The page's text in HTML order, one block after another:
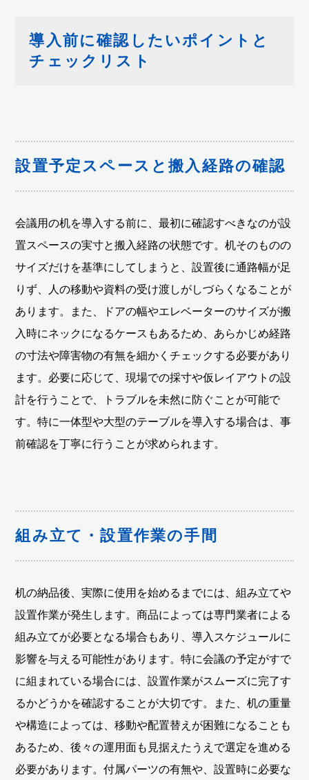
導入前に確認したいポイントと
チェックリスト
設置予定スペースと搬入経路の確認
会議用の机を導入する前に、最初に確認すべきなのが設
置スペースの実寸と搬入経路の状態です。机そのものの
サイズだけを基準にしてしまうと、設置後に通路幅が足
りず、人の移動や資料の受け渡しがしづらくなることが
あります。また、ドアの幅やエレベーターのサイズが搬
入時にネックになるケースもあるため、あらかじめ経路
の寸法や障害物の有無を細かくチェックする必要があり
ます。必要に応じて、現場での採寸や仮レイアウトの設
計を行うことで、トラブルを未然に防ぐことが可能で
す。特に一体型や大型のテーブルを導入する場合は、事
前確認を丁寧に行うことが求められます。
組み立て・設置作業の手間
机の納品後、実際に使用を始めるまでには、組み立てや
設置作業が発生します。商品によっては専門業者による
組み立てが必要となる場合もあり、導入スケジュールに
影響を与える可能性があります。特に会議の予定がすで
に組まれている場合には、設置作業がスムーズに完了す
るかどうかを確認することが大切です。また、机の重量
や構造によっては、移動や配置替えが困難になることも
あるため、後々の運用面も見据えたうえで選定を進める
必要があります。付属パーツの有無や、設置時に必要な